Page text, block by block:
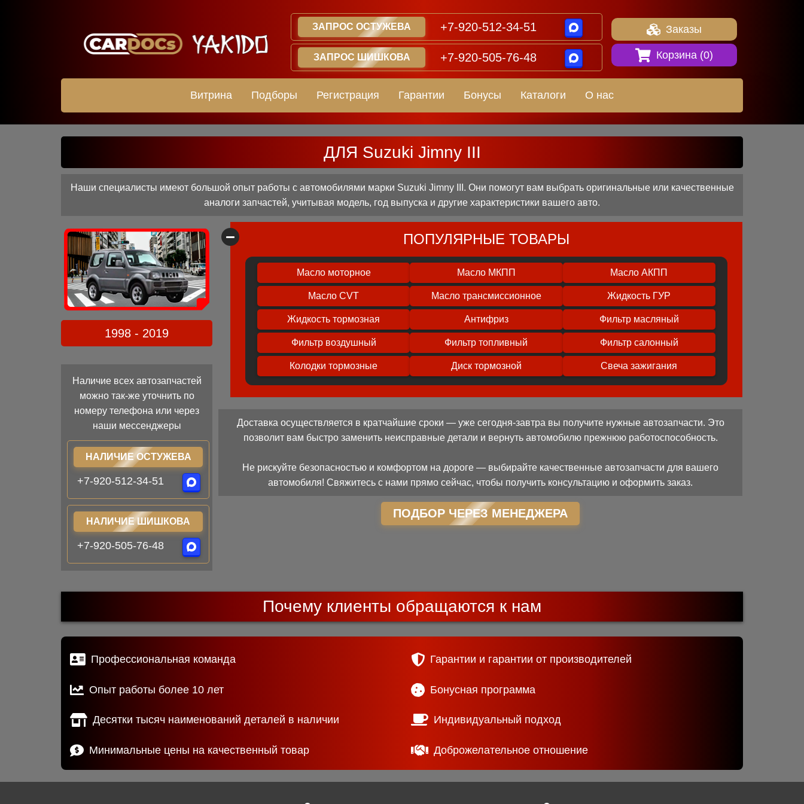
ЗАПРОС ОСТУЖЕВА +7-920-512-34-51
ЗАПРОС ШИШКОВА +7-920-505-76-48
Заказы
Корзина (0)
Витрина Подборы Регистрация Гарантии Бонусы Каталоги О нас
ДЛЯ Suzuki Jimny III
Наши специалисты имеют большой опыт работы с автомобилями марки Suzuki Jimny III. Они помогут вам выбрать оригинальные или качественные
аналоги запчастей, учитывая модель, год выпуска и другие характеристики вашего авто.
1998 - 2019
Наличие всех автозапчастей
можно так-же уточнить по
номеру телефона или через
наши мессенджеры
НАЛИЧИЕ ОСТУЖЕВА
+7-920-512-34-51
НАЛИЧИЕ ШИШКОВА
+7-920-505-76-48
ПОПУЛЯРНЫЕ ТОВАРЫ
Масло моторное Масло МКПП Масло АКПП
Масло CVT Масло трансмиссионное Жидкость ГУР
Жидкость тормозная Антифриз Фильтр масляный
Фильтр воздушный Фильтр топливный Фильтр салонный
Колодки тормозные Диск тормозной Свеча зажигания
Доставка осуществляется в кратчайшие сроки — уже сегодня-завтра вы получите нужные автозапчасти. Это
позволит вам быстро заменить неисправные детали и вернуть автомобилю прежнюю работоспособность.
Не рискуйте безопасностью и комфортом на дороге — выбирайте качественные автозапчасти для вашего
автомобиля! Свяжитесь с нами прямо сейчас, чтобы получить консультацию и оформить заказ.
ПОДБОР ЧЕРЕЗ МЕНЕДЖЕРА
Почему клиенты обращаются к нам
Профессиональная команда
Опыт работы более 10 лет
Десятки тысяч наименований деталей в наличии
Минимальные цены на качественный товар
Гарантии и гарантии от производителей
Бонусная программа
Индивидуальный подход
Доброжелательное отношение